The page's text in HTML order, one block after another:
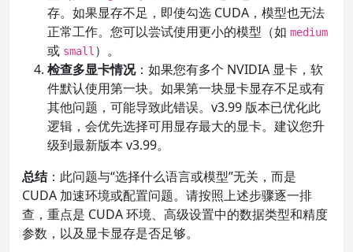
存。如果显存不足，即使勾选 CUDA，模型也无法
正常工作。您可以尝试使用更小的模型（如 medium
或 small ）。
检查多显卡情况：如果您有多个 NVIDIA 显卡，软
件默认使用第一块。如果第一块显卡显存不足或有
其他问题，可能导致此错误。v3.99 版本已优化此
逻辑，会优先选择可用显存最大的显卡。建议您升
级到最新版本 v3.99。
总结：此问题与“选择什么语言或模型”无关，而是
CUDA 加速环境或配置问题。请按照上述步骤逐一排
查，重点是 CUDA 环境、高级设置中的数据类型和精度
参数，以及显卡显存是否足够。